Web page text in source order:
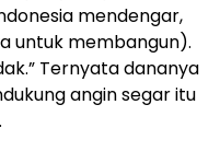
mendengar,
untuk membangun).
Ternyata dananya
angin segar itu